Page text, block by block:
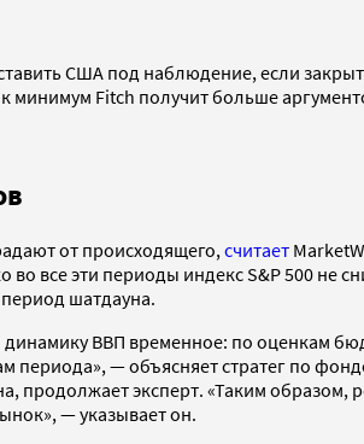
США под наблюдение, если
минимум Fitch получит больше
от происходящего,считает
все эти периоды индекс S&P 500 не
период шатдауна.
ВВП временное: по оценкам
периода», — объясняет стратег по
продолжает эксперт. «Таким
— указывает он.